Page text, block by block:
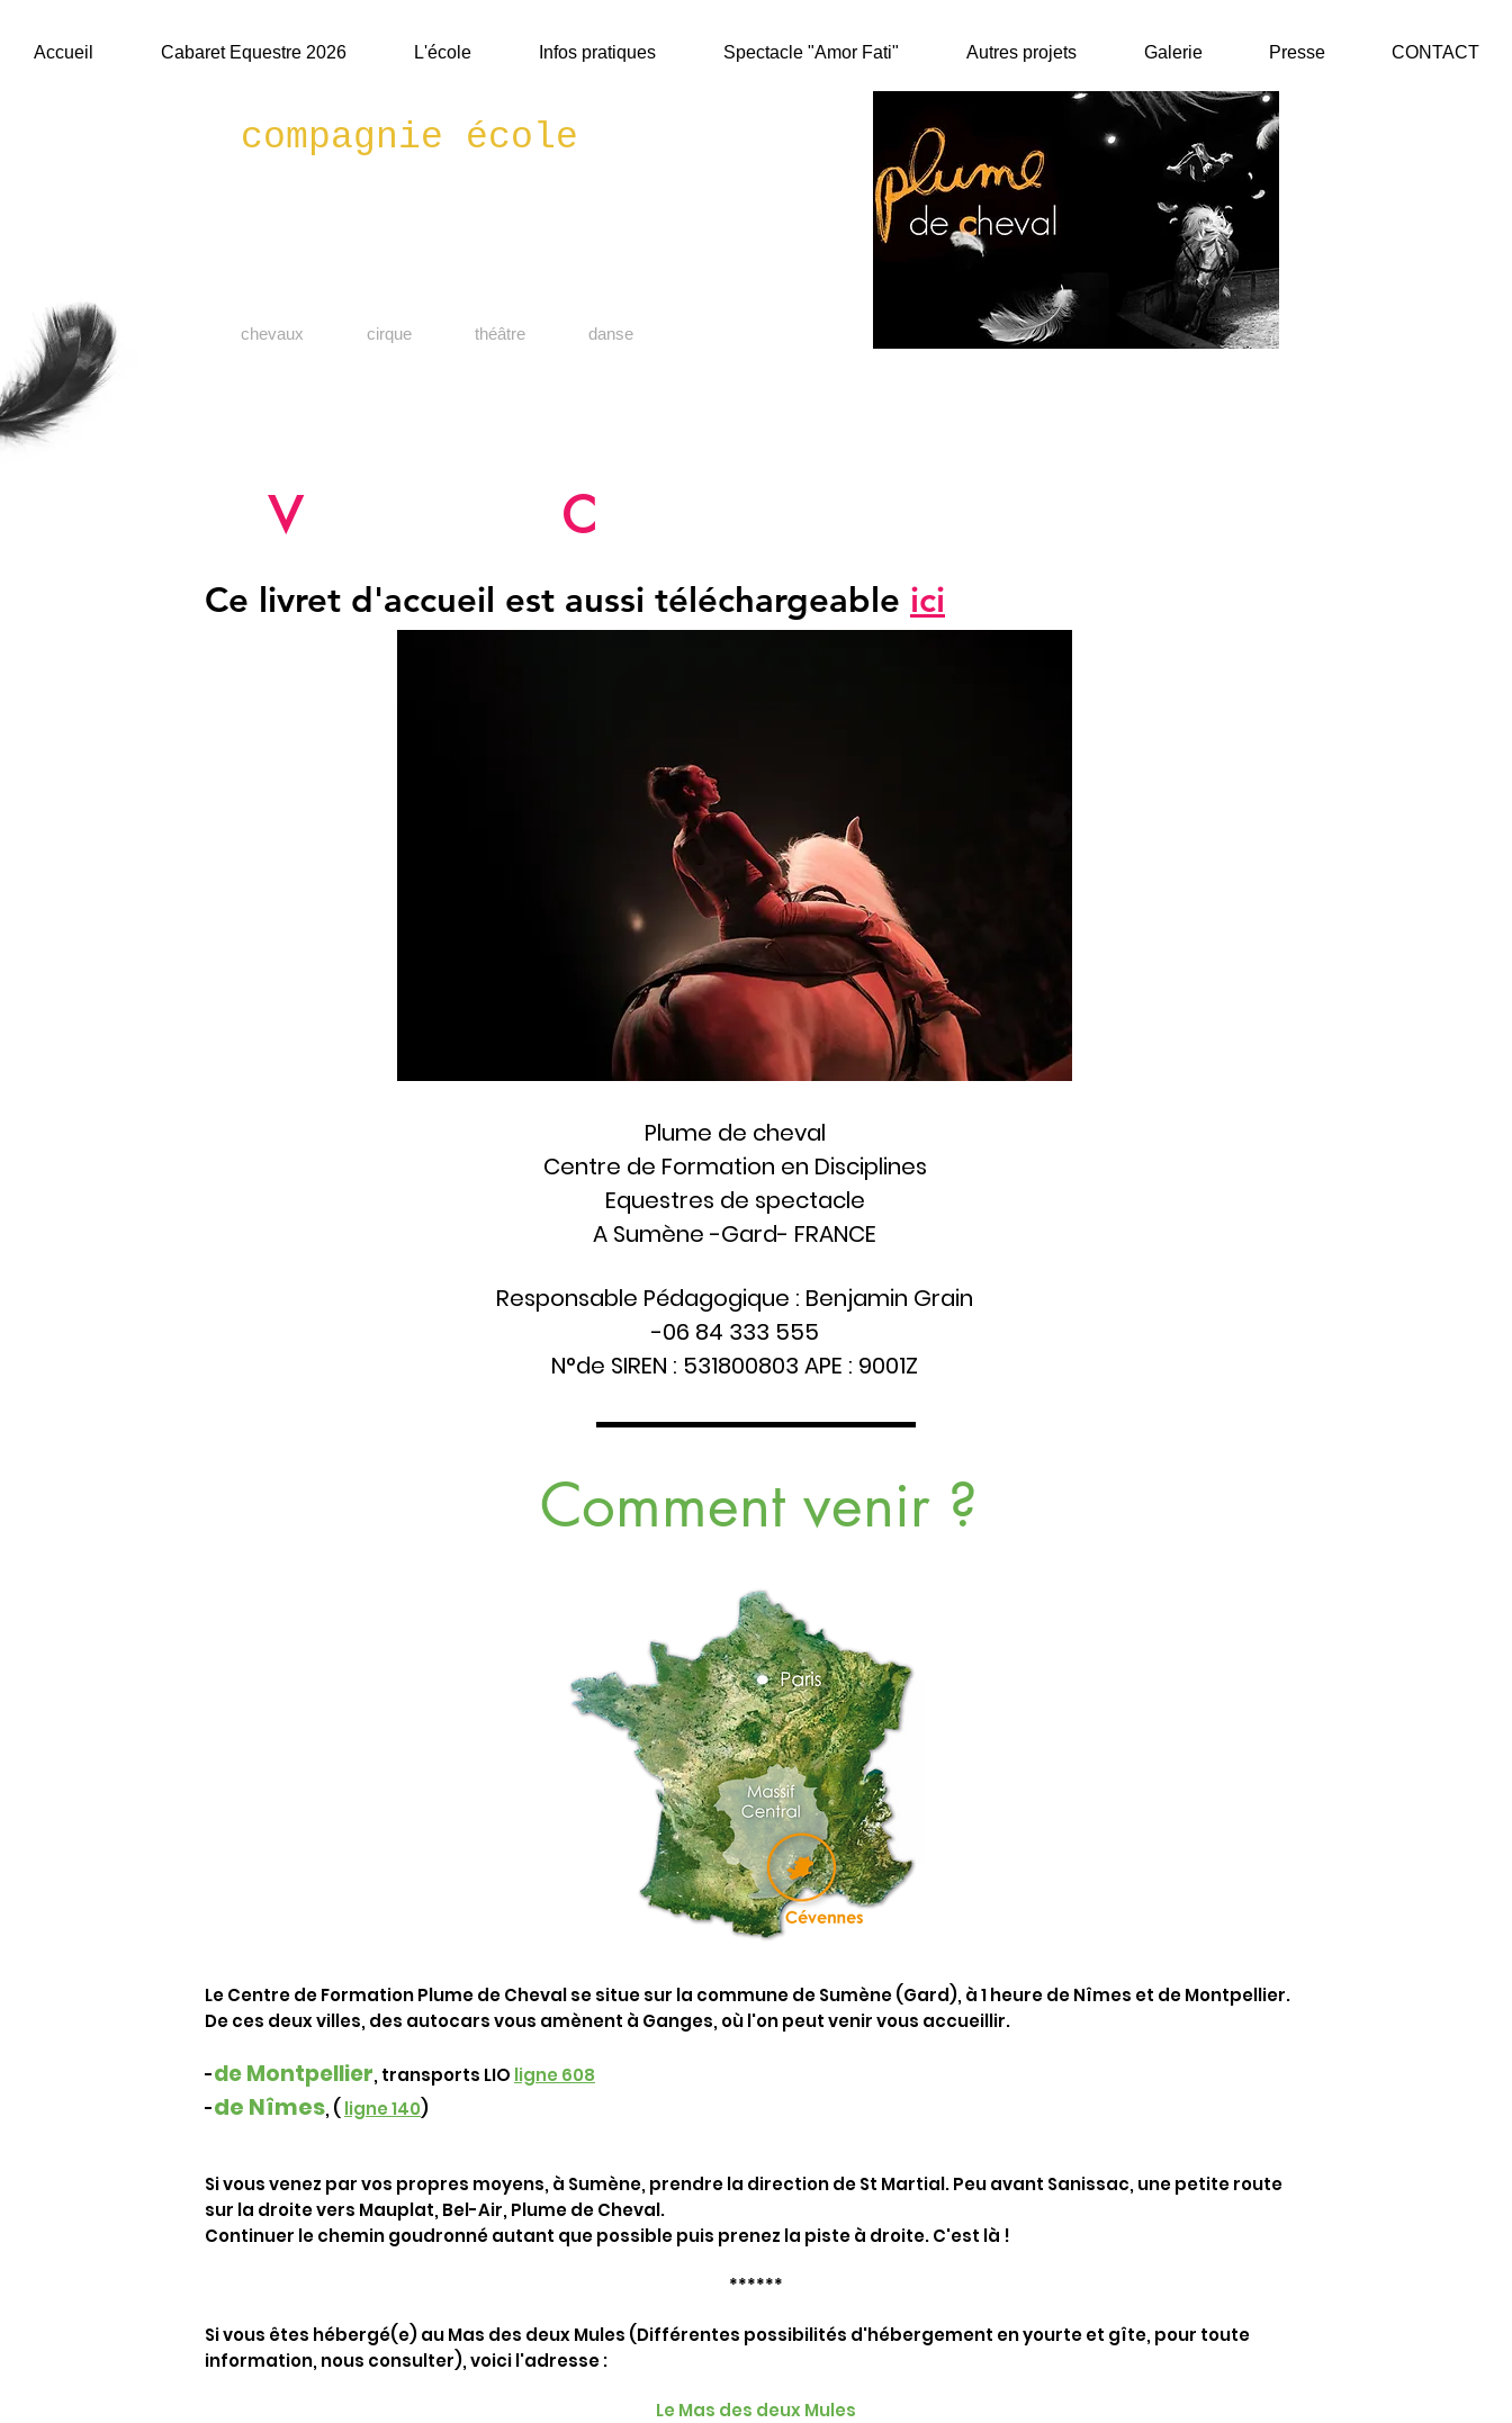
Accueil Cabaret Equestre 2026 L'école Infos pratiques Spectacle "Amor Fati" Autres projets Galerie Presse CONTACT
compagnie école
chevaux cirque théâtre danse
vret d'ac c
Ce livret d'accueil est aussi téléchargeable ici
Plume de cheval
Centre de Formation en Disciplines
Equestres de spectacle
A Sumène -Gard- FRANCE
Responsable Pédagogique : Benjamin Grain
-06 84 333 555
N°de SIREN : 531800803 APE : 9001Z
Comment venir ?
Le Centre de Formation Plume de Cheval se situe sur la commune de Sumène (Gard), à 1 heure de Nîmes et de Montpellier.
De ces deux villes, des autocars vous amènent à Ganges, où l'on peut venir vous accueillir.
-de Montpellier, transports LIO ligne 608
-de Nîmes, ( ligne 140)
Si vous venez par vos propres moyens, à Sumène, prendre la direction de St Martial. Peu avant Sanissac, une petite route
sur la droite vers Mauplat, Bel-Air, Plume de Cheval.
Continuer le chemin goudronné autant que possible puis prenez la piste à droite. C'est là !
******
Si vous êtes hébergé(e) au Mas des deux Mules (Différentes possibilités d'hébergement en yourte et gîte, pour toute
information, nous consulter), voici l'adresse :
Le Mas des deux Mules